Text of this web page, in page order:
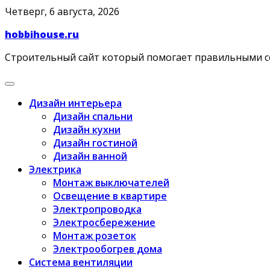
Skip
content
Четверг, 6 августа, 2026
hobbihouse.ru
Строительный сайт который помогает правильными
Дизайн интерьера
Дизайн спальни
Дизайн кухни
Дизайн гостиной
Дизайн ванной
Электрика
Монтаж выключателей
Освещение в квартире
Электропроводка
Электросбережение
Монтаж розеток
Электрообогрев дома
Система вентиляции